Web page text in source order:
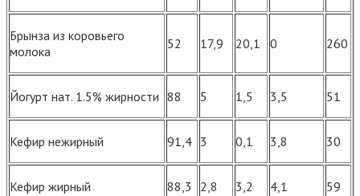
Брынза из коровьего
молока
52 17,9 20,1 0 260
Йогурт нат. 1.5% жирности 88 5 1,5 3,5 51
Кефир нежирный 91,4 3 0,1 3,8 30
Кефир жирный 88,3 2,8 3,2 4,1 59